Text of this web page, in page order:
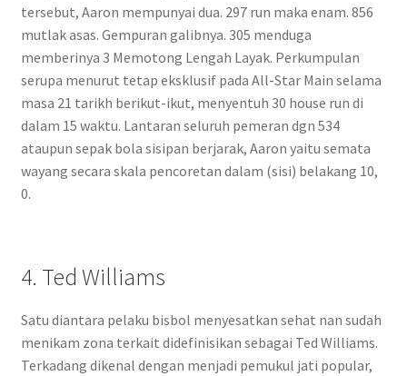
tersebut, Aaron mempunyai dua. 297 run maka enam. 856
mutlak asas. Gempuran galibnya. 305 menduga
memberinya 3 Memotong Lengah Layak. Perkumpulan
serupa menurut tetap eksklusif pada All-Star Main selama
masa 21 tarikh berikut-ikut, menyentuh 30 house run di
dalam 15 waktu. Lantaran seluruh pemeran dgn 534
ataupun sepak bola sisipan berjarak, Aaron yaitu semata
wayang secara skala pencoretan dalam (sisi) belakang 10,
0.
4. Ted Williams
Satu diantara pelaku bisbol menyesatkan sehat nan sudah
menikam zona terkait didefinisikan sebagai Ted Williams.
Terkadang dikenal dengan menjadi pemukul jati popular,